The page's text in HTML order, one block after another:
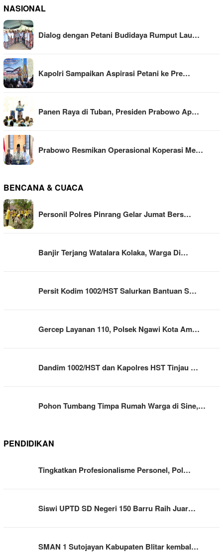
NASIONAL
Dialog dengan Petani Budidaya Rumput Lau…
Kapolri Sampaikan Aspirasi Petani ke Pre…
Panen Raya di Tuban, Presiden Prabowo Ap…
Prabowo Resmikan Operasional Koperasi Me…
BENCANA & CUACA
Personil Polres Pinrang Gelar Jumat Bers…
Banjir Terjang Watalara Kolaka, Warga Di…
Persit Kodim 1002/HST Salurkan Bantuan S…
Gercep Layanan 110, Polsek Ngawi Kota Am…
Dandim 1002/HST dan Kapolres HST Tinjau …
Pohon Tumbang Timpa Rumah Warga di Sine,…
PENDIDIKAN
Tingkatkan Profesionalisme Personel, Pol…
Siswi UPTD SD Negeri 150 Barru Raih Juar…
SMAN 1 Sutojayan Kabupaten Blitar kembal…